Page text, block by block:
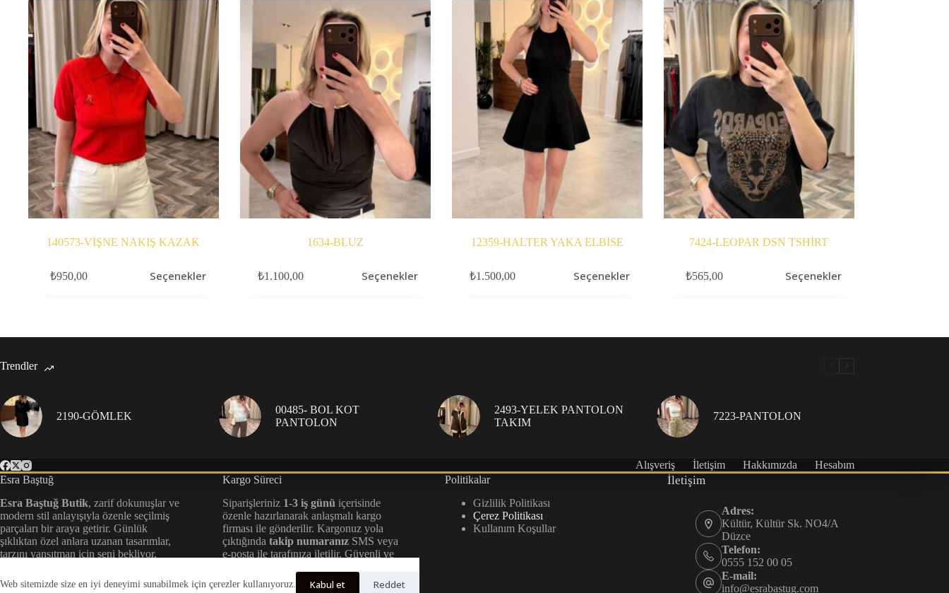
Web sitemizde size en iyi deneyimi sunabilmek için çerezler kullanıyoruz. Kabul et Reddet
140573-VİŞNE NAKIŞ KAZAK
₺950,00 Seçenekler
Seçenekler
sayfasından
1634-BLUZ
₺1.100,00 Seçenekler
ürünün
Seçenekler
12359-HALTER YAKA ELBİSE
₺1.500,00 Seçenekler
ürünün
Seçenekler
7424-LEOPAR DSN TSHİRT
₺565,00 Seçenekler
Seçenekler
Trendler
2190-GÖMLEK
00485- BOL KOT
PANTOLON
2493-YELEK PANTOLON
TAKIM
7223-PANTOLON
Alışveriş İletişim Hakkımızda
Hesabım
Esra Baştuğ
Esra Baştuğ Butik, zarif dokunuşlar ve
modern stil anlayışıyla özenle seçilmiş
parçaları bir araya getirir. Günlük
şıklıktan özel anlara uzanan tasarımlar,
tarzını yansıtman için seni bekliyor.
Kargo Süreci
Siparişleriniz 1-3 iş günü içerisinde
özenle hazırlanarak anlaşmalı kargo
firması ile gönderilir. Kargonuz yola
çıktığında takip numaranızSMS veya
e-posta ile tarafınıza iletilir. Güvenli ve
takip ediyoruz.
Politikalar
Gizlilik Politikası
Çerez Politikası
Kullanım Koşullar
İletişim
Adres:
Kültür, Kültür Sk. NO4/A
Düzce
Telefon:
0555 152 00 05
E-mail:
info@esrabastug.com